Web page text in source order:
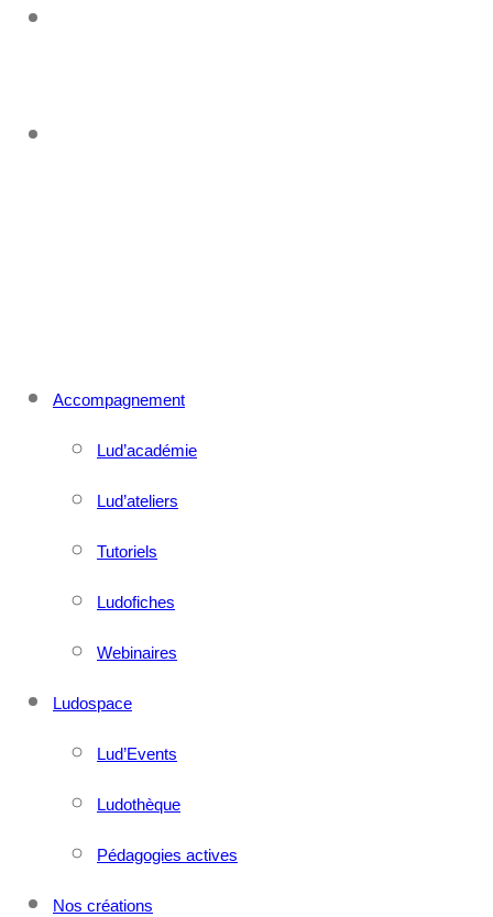
Accompagnement
Lud’académie
Lud’ateliers
Tutoriels
Ludofiches
Webinaires
Ludospace
Lud’Events
Ludothèque
Pédagogies actives
Nos créations